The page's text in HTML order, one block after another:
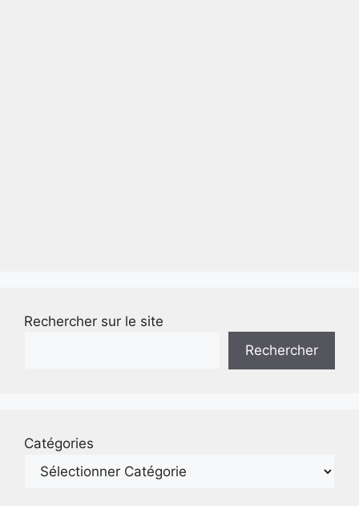
Rechercher sur le site
Rechercher
Catégories